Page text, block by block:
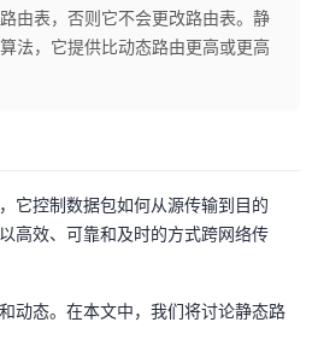
由表，否则它不会更改路由表。静
法，它提供比动态路由更高或更高
它控制数据包如何从源传输到目的
高效、可靠和及时的方式跨网络传
动态。在本文中，我们将讨论静态路